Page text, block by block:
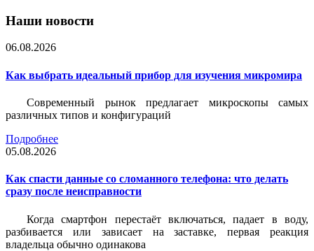
Наши новости
06.08.2026
Как выбрать идеальный прибор для изучения микромира
Современный рынок предлагает микроскопы самых
различных типов и конфигураций
Подробнее
05.08.2026
Как спасти данные со сломанного телефона: что делать
сразу после неисправности
Когда смартфон перестаёт включаться, падает в воду,
разбивается или зависает на заставке, первая реакция
владельца обычно одинакова